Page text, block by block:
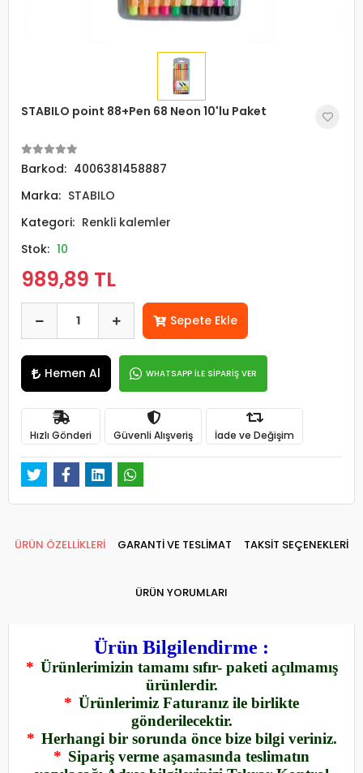
STABILO point 88+Pen 68 Neon 10'lu Paket
Barkod: 4006381458887
Marka: STABILO
Kategori: Renkli kalemler
Stok: 10
989,89 TL
Sepete Ekle
Hemen Al WHATSAPP İLE SİPARİŞ VER
Hızlı Gönderi Güvenli Alışveriş İade ve Değişim
ÜRÜN ÖZELLİKLERİ GARANTİ VE TESLİMAT TAKSİT SEÇENEKLERİ
ÜRÜN YORUMLARI
Ürün Bilgilendirme :
* Ürünlerimizin tamamı sıfır- paketi açılmamış
ürünlerdir.
* Ürünlerimiz Faturanız ile birlikte
gönderilecektir.
* Herhangi bir sorunda önce bize bilgi veriniz.
* Sipariş verme aşamasında teslimatın